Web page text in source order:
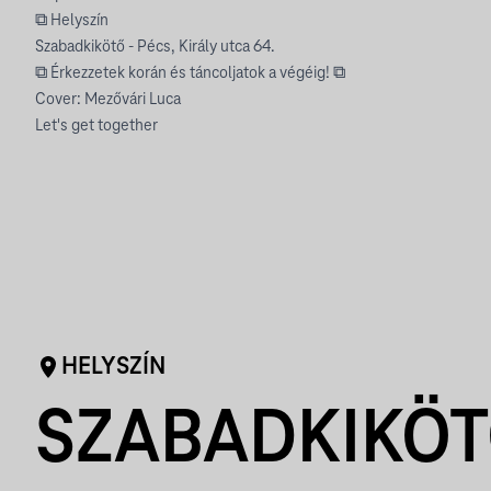
⧉ Helyszín
Szabadkikötő - Pécs, Király utca 64.
⧉ Érkezzetek korán és táncoljatok a végéig! ⧉
Cover: Mezővári Luca
Let's get together
HELYSZÍN